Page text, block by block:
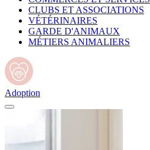
CLUBS ET ASSOCIATIONS
VÉTÉRINAIRES
GARDE D'ANIMAUX
MÉTIERS ANIMALIERS
Adoption